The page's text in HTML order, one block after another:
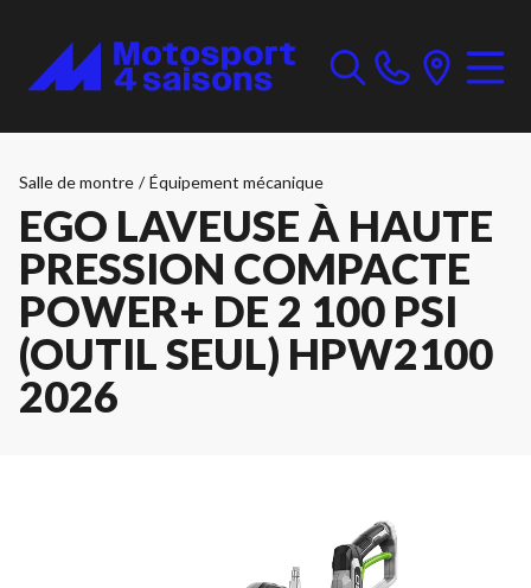
Salle de montre / Équipement mécanique
EGO LAVEUSE À HAUTE
PRESSION COMPACTE
POWER+ DE 2 100 PSI
(OUTIL SEUL) HPW2100
2026